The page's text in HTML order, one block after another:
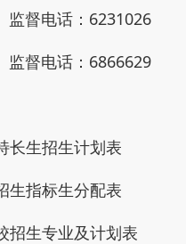
监督电话：6231026
监督电话：6866629
长生招生计划表
生指标生分配表
招生专业及计划表